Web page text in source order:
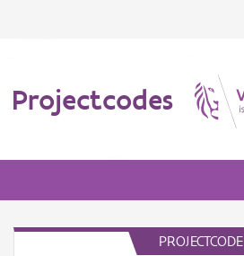
Projectcodes
PROJECTCODE